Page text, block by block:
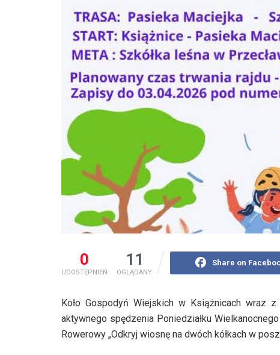
0
UDOSTĘPNIEŃ
11
OGLĄDANY
Share on
Koło Gospodyń Wiejskich w Książnicach wraz
aktywnego spędzenia Poniedziałku
Rowerowy „Odkryj wiosnę na dwóch kółkach w